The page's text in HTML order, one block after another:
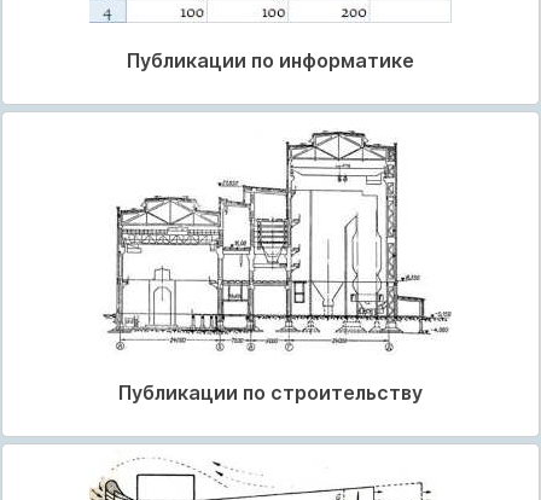
Публикации по информатике
Публикации по строительству